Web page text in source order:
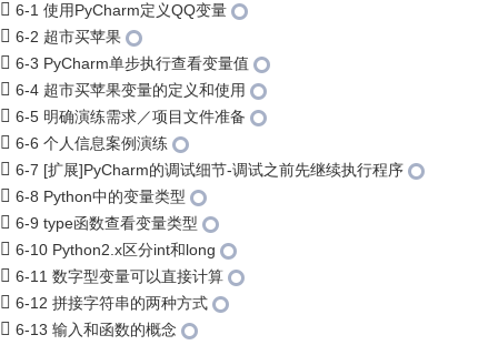
6-1 使用PyCharm定义QQ变量
6-2 超市买苹果
6-3 PyCharm单步执行查看变量值
6-4 超市买苹果变量的定义和使用
6-5 明确演练需求／项目文件准备
6-6 个人信息案例演练
6-7 [扩展]PyCharm的调试细节-调试之前先继续执行程序
6-8 Python中的变量类型
6-9 type函数查看变量类型
6-10 Python2.x区分int和long
6-11 数字型变量可以直接计算
6-12 拼接字符串的两种方式
6-13 输入和函数的概念